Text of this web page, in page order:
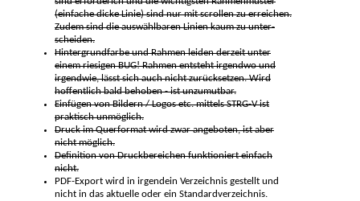
(einfache dicke Linie) sind nur mit scrollen zu er­reichen.
Zudem sind die auswählbaren Linien kaum zu unter­
scheiden.
Hintergrund­farbe und Rahmen leiden der­zeit unter
einem riesigen BUG! Rahmen entsteht irgendwo und
irgendwie, lässt sich auch nicht zurück­setzen. Wird
hoffentlich bald behoben - ist unzumutbar.
Einfügen von Bildern / Logos etc. mittels STRG-V ist
praktisch un­möglich.
Druck im Quer­format wird zwar ange­boten, ist aber
nicht möglich.
Definition von Druckbereichen funk­tioniert ein­fach
nicht.
PDF-Export wird in irgendein Verzeich­nis gestellt und
nicht in das aktuelle oder ein Standard­verzeichnis.